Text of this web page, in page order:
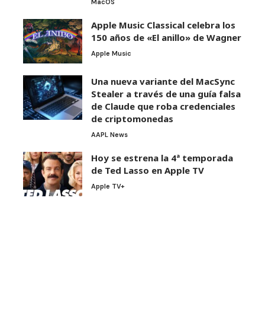
MacOS
Apple Music Classical celebra los
150 años de «El anillo» de Wagner
Apple Music
Una nueva variante del MacSync
Stealer a través de una guía falsa
de Claude que roba credenciales
de criptomonedas
AAPL News
Hoy se estrena la 4ª temporada
de Ted Lasso en Apple TV
Apple TV+